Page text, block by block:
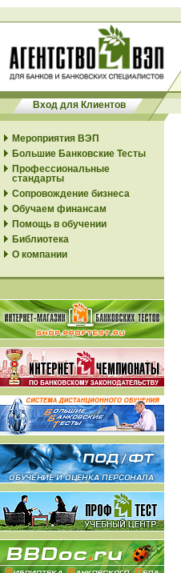
Вход для Клиентов
Мероприятия ВЭП
Большие Банковские Тесты
Профессиональные
стандарты
Сопровождение бизнеса
Обучаем финансам
Помощь в обучении
Библиотека
О компании